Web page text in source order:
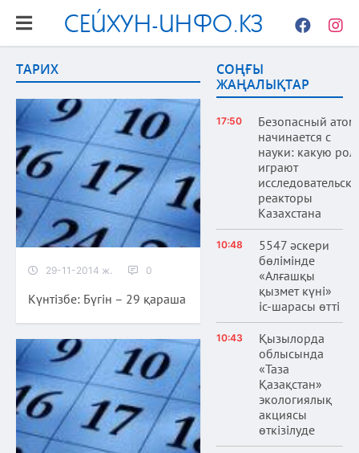
СЕЙХУН-ИНФО.КЗ
Facebook
ТАРИХ
29-11-2014 ж. 0
Күнтізбе: Бүгін – 29 қараша
СОҢҒЫ
ЖАҢАЛЫҚТАР
17:50
Безопасный атом
начинается с
науки: какую
играют
реакторы
Казахстана
10:48
5547 әскери
бөлімінде
«Алғашқы
қызмет күні»
іс-шарасы өтті
10:43
Қызылорда
облысында
«Таза
Қазақстан»
экологиялық
акциясы
өткізілуде